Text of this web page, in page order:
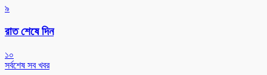
৯
রাত শেষে দিন
১০
সর্বশেষ সব খবর